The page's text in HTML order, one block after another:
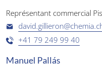
Représentant commercial
+41 79 249 99 40
Manuel Pallás